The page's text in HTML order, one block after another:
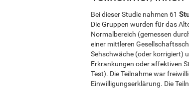
Bei dieser Studie nahmen 61
Die Gruppen wurden für das
Normalbereich (gemessen
einer mittleren
Sehschwäche (oder korrigiert)
Erkrankungen oder affektiven
Test). Die Teilnahme war
Einwilligungserklärung. Die